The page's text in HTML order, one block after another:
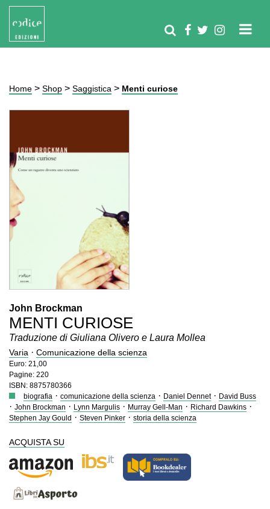
Home > Shop > Saggistica > Menti curiose
John Brockman
MENTI CURIOSE
Traduzione di Giuliana Olivero e Laura Mollea
Varia · Comunicazione della scienza
Euro: 21,00
Pagine: 220
ISBN: 8875780366
biografia · comunicazione della scienza · Daniel Dennet· David Buss
· John Brockman · Lynn Margulis · Murray Gell-Man · Richard Dawkins ·
Stephen Jay Gould · Steven Pinker · storia della scienza
ACQUISTA SU